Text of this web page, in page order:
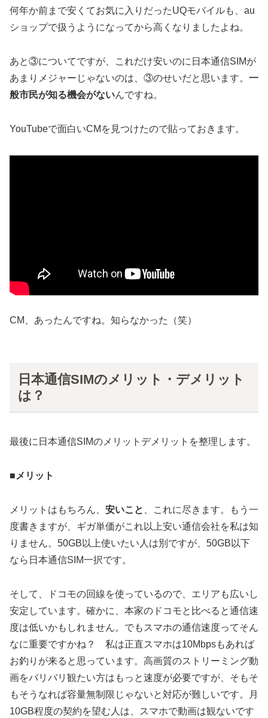
何年か前まで安くてお気に入りだったUQモバイルも、au
ショップで扱うようになってから高くなりましたよね。
あと③についてですが、これだけ安いのに日本通信SIMが
あまりメジャーじゃないのは、③のせいだと思います。 一
般市民が知る機会がないんですね。
YouTubeで面白いCMを見つけたので貼っておきます。
CM、あったんですね。知らなかった（笑）
日本通信SIMのメリット・デメリット
は？
最後に日本通信SIMのメリットデメリットを整理します。
■メリット
メリットはもちろん、 安いこと
、これに尽きます。もう一
度書きますが、ギガ単価がこれ以上安い通信会社を私は知
りません。50GB以上使いたい人は別ですが、50GB以下
なら日本通信SIM一択です。
そして、ドコモの回線を使っているので、エリアも広いし
安定しています。確かに、本家のドコモと比べると通信速
度は低いかもしれません。でもスマホの通信速度ってそん
なに重要ですかね？ 私は正直スマホは10Mbpsもあれば
お釣りが来ると思っています。高画質のストリーミング動
画をバリバリ観たい方はもっと速度が必要ですが、そもそ
もそうなれば容量無制限じゃないと対応が難しいです。月
10GB程度の契約を望む人は、スマホで動画は観ないです